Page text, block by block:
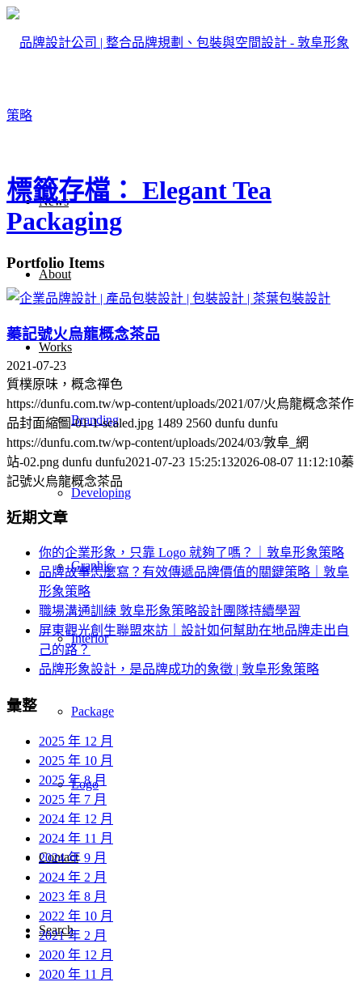
News
About
Works
Branding
Developing
Graphic
Interior
Package
Logo
Contact
Search
標籤存檔： Elegant Tea
Packaging
Portfolio Items
蓁記號火烏龍概念茶品
2021-07-23
質樸原味，概念禪色
https://dunfu.com.tw/wp-content/uploads/2021/07/火烏龍概念茶作
品封面縮圖-01-1-scaled.jpg 1489 2560 dunfu dunfu
https://dunfu.com.tw/wp-content/uploads/2024/03/敦阜_網
站-02.png dunfu dunfu2021-07-23 15:25:132026-08-07 11:12:10蓁
記號火烏龍概念茶品
近期文章
你的企業形象，只靠 Logo 就夠了嗎？｜敦阜形象策略
品牌故事怎麼寫？有效傳遞品牌價值的關鍵策略｜敦阜
形象策略
職場溝通訓練 敦阜形象策略設計團隊持續學習
屏東觀光創生聯盟來訪｜設計如何幫助在地品牌走出自
己的路？
品牌形象設計，是品牌成功的象徵 | 敦阜形象策略
彙整
2025 年 12 月
2025 年 10 月
2025 年 8 月
2025 年 7 月
2024 年 12 月
2024 年 11 月
2024 年 9 月
2024 年 2 月
2023 年 8 月
2022 年 10 月
2021 年 2 月
2020 年 12 月
2020 年 11 月